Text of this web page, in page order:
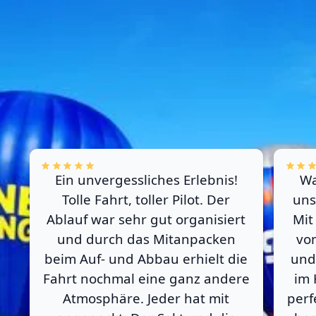
Gäste
Tausende Erfahrungen aus ganz Süddeutschland.
Ein unvergessliches Erlebnis!
Tolle Fahrt, toller Pilot. Der
Ablauf war sehr gut organisiert
und durch das Mitanpacken
beim Auf- und Abbau erhielt die
Fahrt nochmal eine ganz andere
Atmosphäre. Jeder hat mit
im